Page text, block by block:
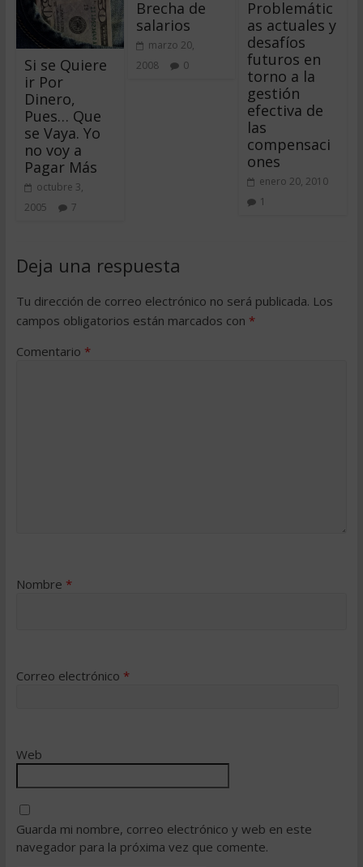
Si se Quiere
ir Por
Dinero,
Pues… Que
se Vaya. Yo
no voy a
Pagar Más
octubre 3,
2005
7
Brecha de
salarios
marzo 20,
2008
0
Problemátic
as actuales y
desafíos
futuros en
torno a la
gestión
efectiva de
las
compensaci
ones
enero 20, 2010
1
Deja una respuesta
Tu dirección de correo electrónico no será publicada. Los
campos obligatorios están marcados con *
Comentario *
Nombre *
Correo electrónico *
Web
Guarda mi nombre, correo electrónico y web en este
navegador para la próxima vez que comente.